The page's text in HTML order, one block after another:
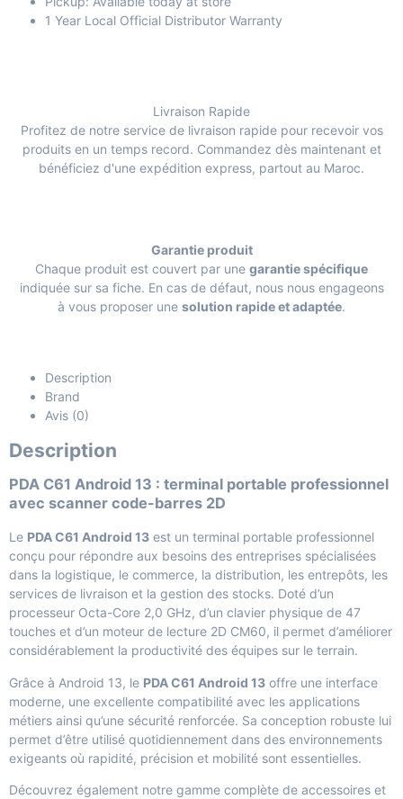
1 Year Local Official Distributor Warranty
Livraison Rapide
Profitez de notre service de livraison rapide pour recevoir vos
produits en un temps record. Commandez dès maintenant et
bénéficiez d'une expédition express, partout au Maroc.
Garantie produit
Chaque produit est couvert par une garantie spécifique
indiquée sur sa fiche. En cas de défaut, nous nous engageons
à vous proposer une solution rapide et adaptée.
Description
Brand
Avis (0)
Description
PDA C61 Android 13 : terminal portable professionnel
avec scanner code-barres 2D
Le PDA C61 Android 13 est un terminal portable professionnel
conçu pour répondre aux besoins des entreprises spécialisées
dans la logistique, le commerce, la distribution, les entrepôts, les
services de livraison et la gestion des stocks. Doté d’un
processeur Octa-Core 2,0 GHz, d’un clavier physique de 47
touches et d’un moteur de lecture 2D CM60, il permet d’améliorer
considérablement la productivité des équipes sur le terrain.
Grâce à Android 13, le PDA C61 Android 13 offre une interface
moderne, une excellente compatibilité avec les applications
métiers ainsi qu’une sécurité renforcée. Sa conception robuste lui
permet d’être utilisé quotidiennement dans des environnements
exigeants où rapidité, précision et mobilité sont essentielles.
Découvrez également notre gamme complète de accessoires et